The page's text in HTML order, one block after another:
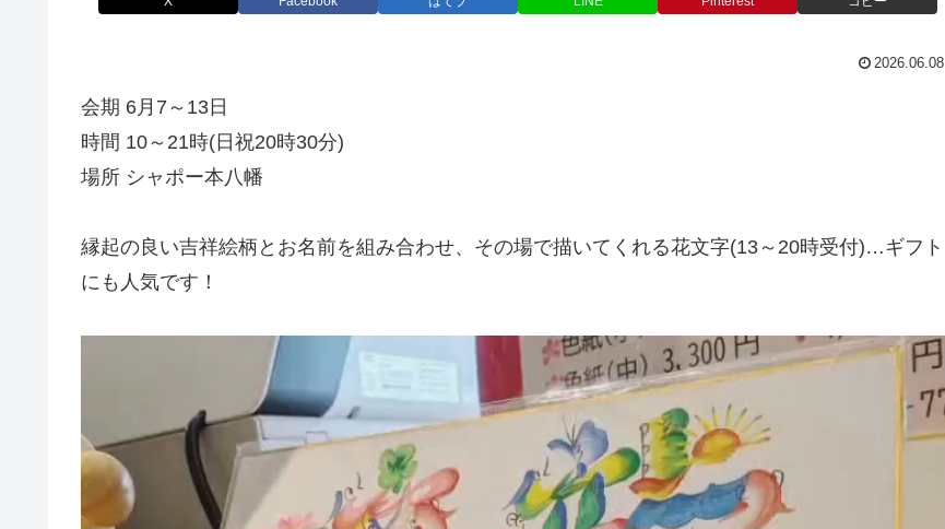
2026.06.08
会期 6月7～13日
時間 10～21時(日祝20時30分)
場所 シャポー本八幡
縁起の良い吉祥絵柄とお名前を組み合わせ、その場で描いてくれる花文字(13～20時受付)…ギフト
にも人気です！